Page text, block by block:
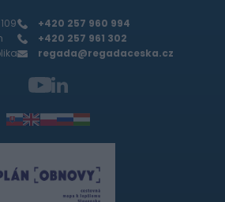
+420 257 960 994
+420 257 961 302
regada@regadaceska.cz